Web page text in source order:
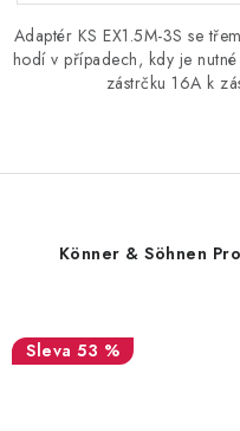
Adaptér KS EX1.5M-3S se
hodí v případech, kdy je
zástrčku 16A k
Könner & Söhnen
53 %